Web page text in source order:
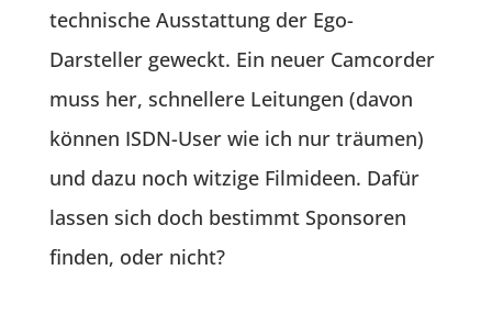
technische Ausstattung der Ego-
Darsteller geweckt. Ein neuer Camcorder
muss her, schnellere Leitungen (davon
können ISDN-User wie ich nur träumen)
und dazu noch witzige Filmideen. Dafür
lassen sich doch bestimmt Sponsoren
finden, oder nicht?